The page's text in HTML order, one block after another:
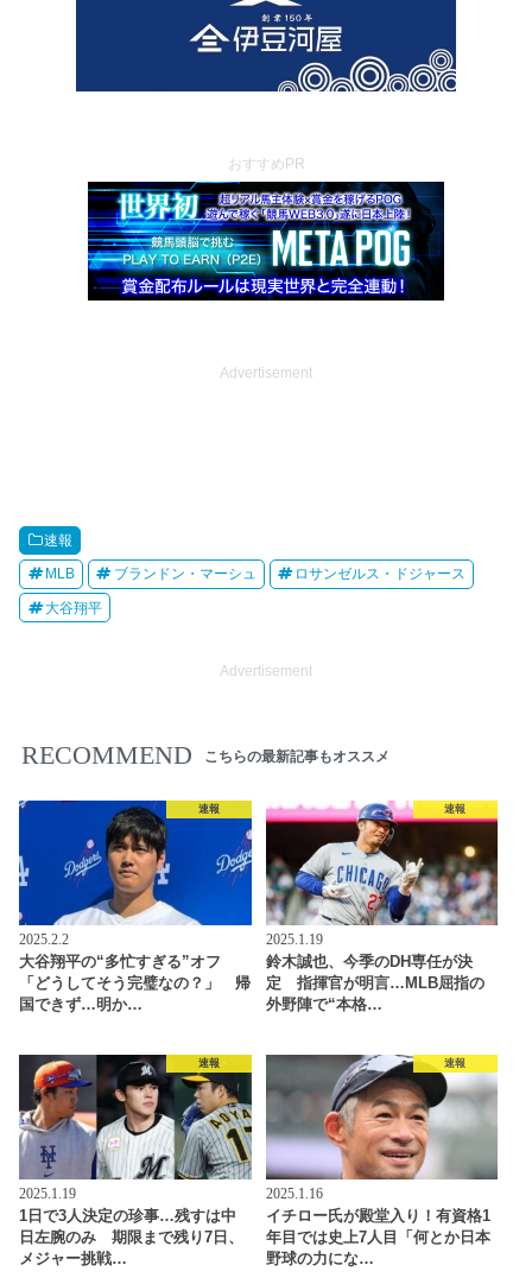
おすすめPR
Advertisement
速報
MLB ブランドン・マーシュ ロサンゼルス・ドジャース
大谷翔平
Advertisement
RECOMMEND こちらの最新記事もオススメ
速報
2025.2.2
大谷翔平の“多忙すぎる”オフ
「どうしてそう完璧なの？」 帰
国できず…明か…
速報
2025.1.19
鈴木誠也、今季のDH専任が決
定 指揮官が明言…MLB屈指の
外野陣で“本格…
速報
2025.1.19
1日で3人決定の珍事…残すは中
日左腕のみ 期限まで残り7日、
メジャー挑戦…
速報
2025.1.16
イチロー氏が殿堂入り！有資格1
年目では史上7人目「何とか日本
野球の力にな…